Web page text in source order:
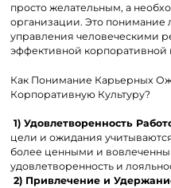
просто желательным, а
организации. Это понимание
управления человеческими
эффективной корпоративной
Как Понимание Карьерных
Корпоративную Культуру?
1) Удовлетворенность
цели и ожидания
более ценными и
удовлетворенность и
2) Привлечение и